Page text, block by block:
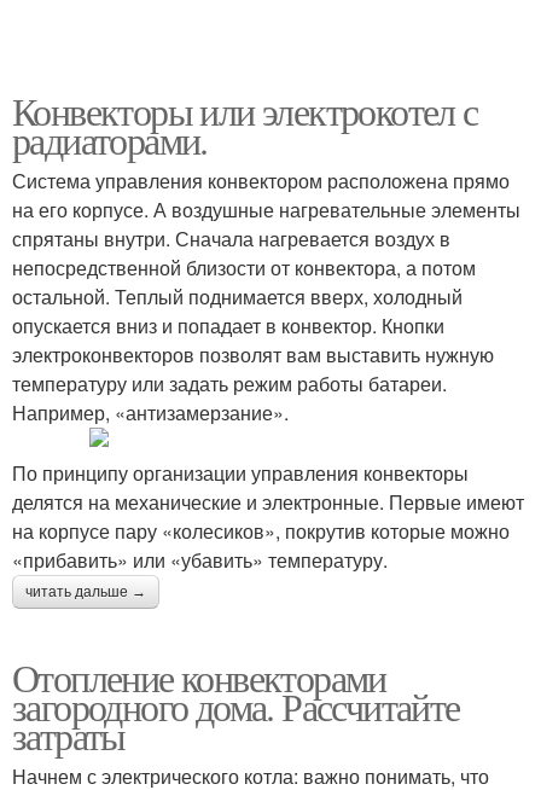
Конвекторы или электрокотел с
радиаторами.
Система управления конвектором расположена прямо
на его корпусе. А воздушные нагревательные элементы
спрятаны внутри. Сначала нагревается воздух в
непосредственной близости от конвектора, а потом
остальной. Теплый поднимается вверх, холодный
опускается вниз и попадает в конвектор. Кнопки
электроконвекторов позволят вам выставить нужную
температуру или задать режим работы батареи.
Например, «антизамерзание».
По принципу организации управления конвекторы
делятся на механические и электронные. Первые имеют
на корпусе пару «колесиков», покрутив которые можно
«прибавить» или «убавить» температуру.
читать дальше →
Отопление конвекторами
загородного дома. Рассчитайте
затраты
Начнем с электрического котла: важно понимать, что